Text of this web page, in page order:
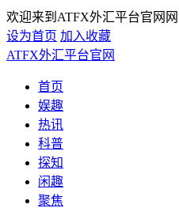
欢迎来到ATFX外汇平台官网
设为首页 加入收藏
ATFX外汇平台官网
首页
娱趣
热讯
科普
探知
闲趣
聚焦